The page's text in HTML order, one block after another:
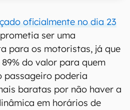
oficialmente no dia 23
ser uma
para os motoristas, já que
do valor para quem
passageiro poderia
baratas por não haver a
em horários de